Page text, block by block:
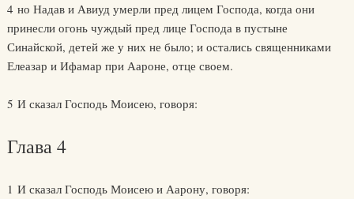
4 но Надав и Авиуд умерли пред лицем Господа, когда они
принесли огонь чуждый пред лице Господа в пустыне
Синайской, детей же у них не было; и остались священниками
Елеазар и Ифамар при Аароне, отце своем.
5 И сказал Господь Моисею, говоря:
Глава 4
1 И сказал Господь Моисею и Аарону, говоря: